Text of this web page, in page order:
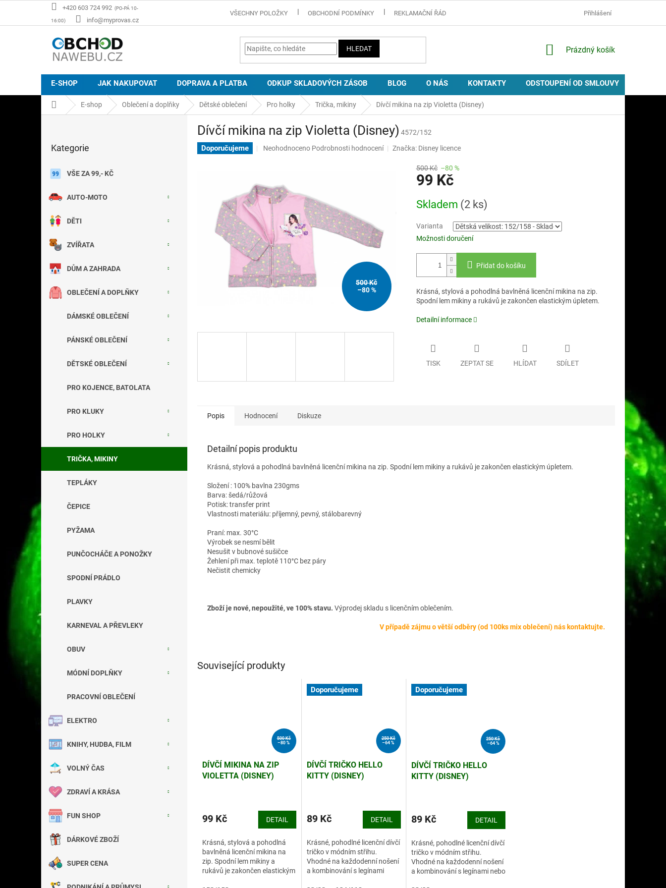
+420 603 724 992
info@myprovas.cz
VŠECHNY POLOŽKY OBCHODNÍ PODMÍNKY REKLAMAČNÍ ŘÁD ZÁSADY POUŽÍVÁNÍ COOKIES
Přihlášení
HLEDAT
NÁKUPNÍ
Prázdný košík
E-SHOP JAK NAKUPOVAT DOPRAVA A PLATBA ODKUP SKLADOVÝCH ZÁSOB BLOG O NÁS KONTAKTY ODSTOUPENÍ OD SMLOUVY
Domů E-shop Oblečení a doplňky Dětské oblečení Pro holky Trička, mikiny Dívčí mikina na zip Violetta (Disney)
kategorie
Kategorie
VŠE ZA 99,- KČ
AUTO-MOTO
DĚTI
ZVÍŘATA
DŮM A ZAHRADA
OBLEČENÍ A DOPLŇKY
DÁMSKÉ OBLEČENÍ
PÁNSKÉ OBLEČENÍ
DĚTSKÉ OBLEČENÍ
PRO KOJENCE, BATOLATA
PRO KLUKY
PRO HOLKY
TRIČKA, MIKINY
TEPLÁKY
ČEPICE
PYŽAMA
PUNČOCHÁČE A PONOŽKY
SPODNÍ PRÁDLO
PLAVKY
KARNEVAL A PŘEVLEKY
OBUV
MÓDNÍ DOPLŇKY
PRACOVNÍ OBLEČENÍ
ELEKTRO
KNIHY, HUDBA, FILM
VOLNÝ ČAS
ZDRAVÍ A KRÁSA
FUN SHOP
DÁRKOVÉ ZBOŽÍ
SUPER CENA
Dívčí mikina na zip Violetta (Disney) 4572/152
Doporučujeme
Průměrné
0,0
z
hvězdiček.
Neohodnoceno Podrobnosti hodnocení Značka: Disney licence
500 Kč
–80 %
500 Kč –80 %
99 Kč
cena:
Skladem (2 ks)
Varianta
Možnosti doručení
Přidat do košíku
Krásná, stylová a pohodlná bavlněná licenční mikina na zip.
Spodní lem mikiny a rukávů je zakončen elastickým úpletem.
Detailní informace
TISK ZEPTAT SE HLÍDAT SDÍLET
Popis Hodnocení Diskuze
Detailní popis produktu
Krásná, stylová a pohodlná bavlněná licenční mikina na zip. Spodní lem mikiny a rukávů je zakončen elastickým úpletem.
Složení : 100% bavlna 230gms
Barva: šedá/růžová
Potisk: transfer print
Vlastnosti materiálu: příjemný, pevný, stálobarevný
Praní: max. 30°C
Výrobek se nesmí bělit
Nesušit v bubnové sušičce
Žehlení při max. teplotě 110°C bez páry
Nečistit chemicky
Zboží je nové, nepoužité, ve 100% stavu. Výprodej skladu s licenčním oblečením.
V případě zájmu o větší odběry (od 100ks mix oblečení) nás kontaktujte.
Související produkty
500 Kč
–80 %
DÍVČÍ MIKINA NA ZIP
VIOLETTA (DISNEY)
99 Kč DETAIL
Krásná, stylová a pohodlná
bavlněná licenční mikina na
zip. Spodní lem mikiny a
rukávů je zakončen elastickým
Doporučujeme
250 Kč
–64 %
DÍVČÍ TRIČKO HELLO
KITTY (DISNEY)
89 Kč DETAIL
Krásné, pohodlné licenční dívčí
tričko v módním střihu.
Vhodné na každodenní nošení
a kombinování s legínami
Doporučujeme
250 Kč
–64 %
DÍVČÍ TRIČKO HELLO
KITTY (DISNEY)
89 Kč DETAIL
Krásné, pohodlné licenční dívčí
tričko v módním střihu.
Vhodné na každodenní nošení
a kombinování s legínami nebo